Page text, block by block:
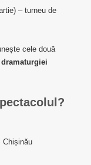
– turneu de
cele două
Chișinău